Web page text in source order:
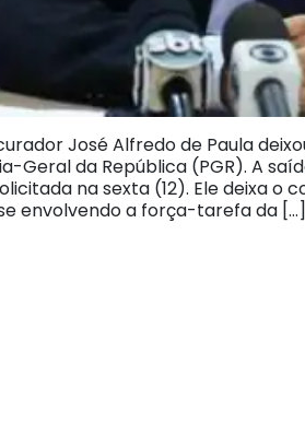
José Alfredo de Paula
Geral da República (PGR). A
na sexta (12). Ele deixa o
envolvendo a força-tarefa da […]